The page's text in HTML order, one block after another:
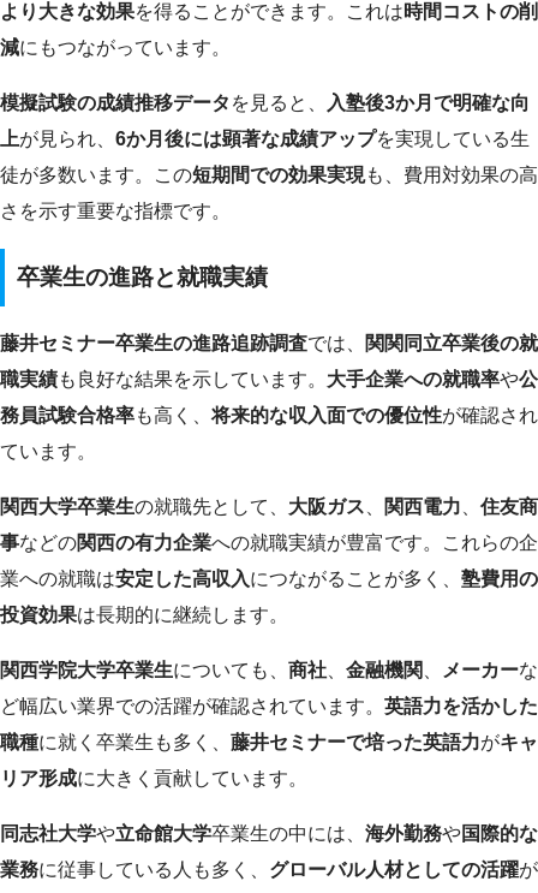
より大きな効果を得ることができます。これは時間コストの削
減にもつながっています。
模擬試験の成績推移データ を見ると、
入塾後3か月で明確な向
上が見られ、 6か月後には顕著な成績アップを実現している生
徒が多数います。この短期間での効果実現も、費用対効果の高
さを示す重要な指標です。
卒業生の進路と就職実績
藤井セミナー卒業生の進路追跡調査では、
関関同立卒業後の就
職実績も良好な結果を示しています。 大手企業への就職率や公
務員試験合格率も高く、将来的な収入面での優位性が確認され
ています。
関西大学卒業生の就職先として、 大阪ガス 関西電力
住友商
事などの関西の有力企業への就職実績が豊富です。これらの企
業への就職は安定した高収入につながることが多く、 塾費用の
投資効果は長期的に継続します。
関西学院大学卒業生についても、 商社 金融機関 メーカーな
ど幅広い業界での活躍が確認されています。 英語力を活かした
職種に就く卒業生も多く、 藤井セミナーで培った英語力がキャ
リア形成に大きく貢献しています。
同志社大学や立命館大学卒業生の中には、 海外勤務や国際的な
業務に従事している人も多く、 グローバル人材としての活躍が